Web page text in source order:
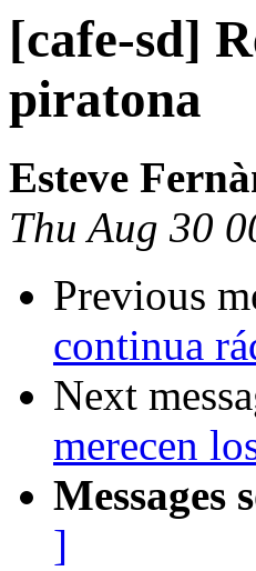
[cafe-sd]
piratona
Esteve
Thu Aug 30
Previous
continua
Next
merecen
Messages
]